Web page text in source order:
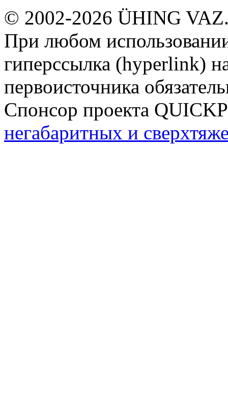
© 2002-2026 ÜHING
При любом
гиперссылка (hyperlink)
первоисточника
Спонсор проекта
негабаритных и